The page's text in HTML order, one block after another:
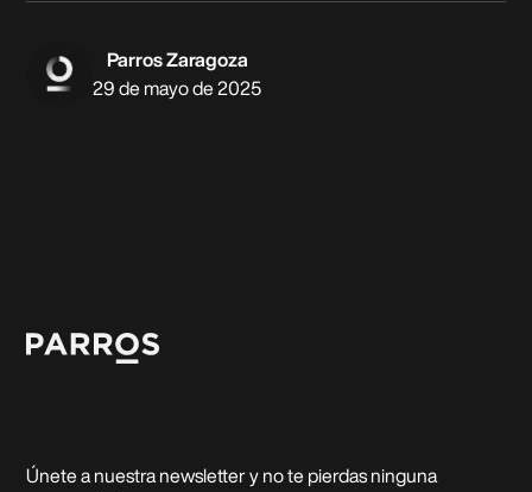
Parros Zaragoza
29 de mayo de 2025
Únete a nuestra newsletter y no te pierdas ninguna